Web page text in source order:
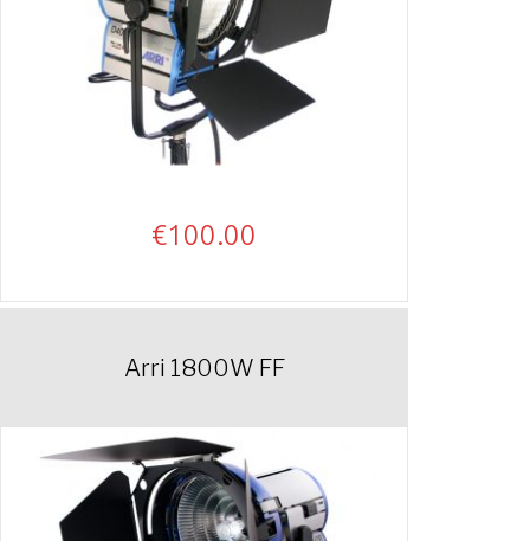
€100.00
Arri 1800W FF